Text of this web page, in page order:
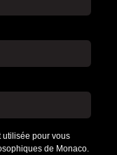
utilisée pour vous
de Monaco.